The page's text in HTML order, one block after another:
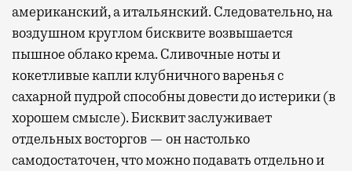
американский, а итальянский. Следовательно, на
воздушном круглом бисквите возвышается
пышное облако крема. Сливочные ноты и
кокетливые капли клубничного варенья с
сахарной пудрой способны довести до истерики (в
хорошем смысле). Бисквит заслуживает
отдельных восторгов — он настолько
самодостаточен, что можно подавать отдельно и